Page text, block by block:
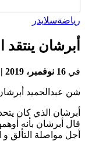
رياضةسلايدر
أبرشان
في 16 نوفمبر، 2019 | 13:58 مساءً
شن عبدالحميد
أبرشان الذي كان
قال أبرشان بأنه
أجل مواصلة التألق